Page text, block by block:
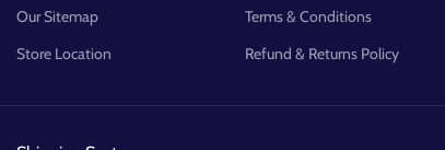
Our Sitemap
Store Location
Terms & Conditions
Refund & Returns Policy